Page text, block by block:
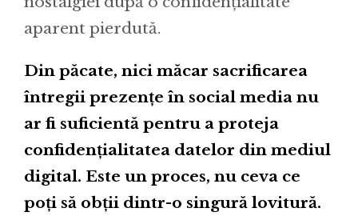
aparent pierdută.
Din păcate, nici măcar sacrificarea
întregii prezențe în social media nu
ar fi suficientă pentru a proteja
confidențialitatea datelor din mediul
digital. Este un proces, nu ceva ce
poți să obții dintr-o singură lovitură.